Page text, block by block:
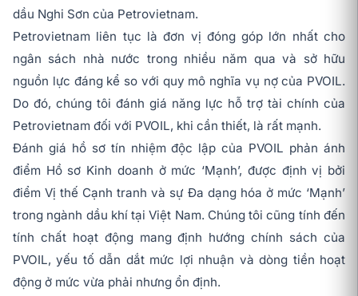
dầu Nghi Sơn của Petrovietnam.
Petrovietnam liên tục là đơn vị đóng góp lớn nhất cho
ngân sách nhà nước trong nhiều năm qua và sở hữu
nguồn lực đáng kể so với quy mô nghĩa vụ nợ của PVOIL.
Do đó, chúng tôi đánh giá năng lực hỗ trợ tài chính của
Petrovietnam đối với PVOIL, khi cần thiết, là rất mạnh.
Đánh giá hồ sơ tín nhiệm độc lập của PVOIL phản ánh
điểm Hồ sơ Kinh doanh ở mức ‘Mạnh’, được định vị bởi
điểm Vị thế Cạnh tranh và sự Đa dạng hóa ở mức ‘Mạnh’
trong ngành dầu khí tại Việt Nam. Chúng tôi cũng tính đến
tính chất hoạt động mang định hướng chính sách của
PVOIL, yếu tố dẫn dắt mức lợi nhuận và dòng tiền hoạt
động ở mức vừa phải nhưng ổn định.